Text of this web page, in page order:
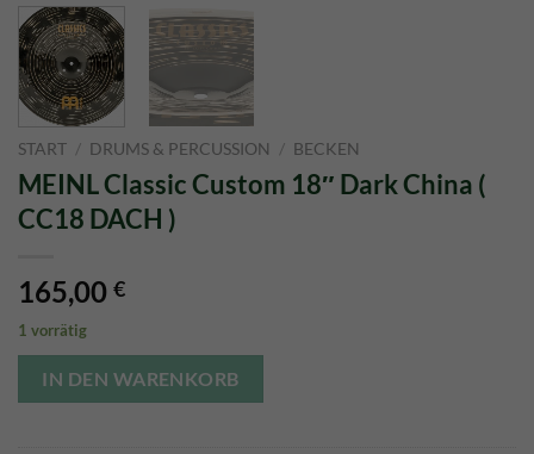
START / DRUMS & PERCUSSION / BECKEN
MEINL Classic Custom 18″ Dark China (
CC18 DACH )
165,00 €
1 vorrätig
IN DEN WARENKORB